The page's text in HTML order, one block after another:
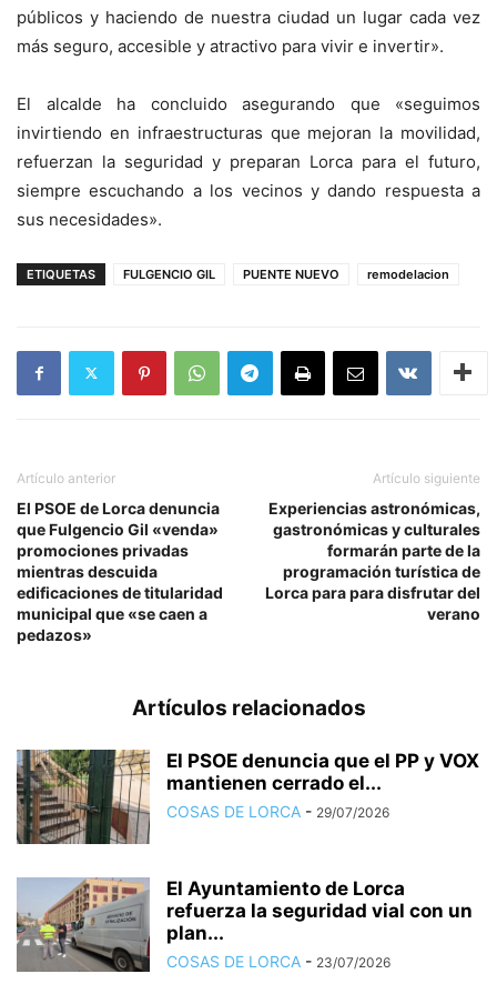
públicos y haciendo de nuestra ciudad un lugar cada vez
más seguro, accesible y atractivo para vivir e invertir».
El alcalde ha concluido asegurando que «seguimos
invirtiendo en infraestructuras que mejoran la movilidad,
refuerzan la seguridad y preparan Lorca para el futuro,
siempre escuchando a los vecinos y dando respuesta a
sus necesidades».
ETIQUETAS FULGENCIO GIL PUENTE NUEVO remodelacion
Artículo anterior
El PSOE de Lorca denuncia
que Fulgencio Gil «venda»
promociones privadas
mientras descuida
edificaciones de titularidad
municipal que «se caen a
pedazos»
Artículo siguiente
Experiencias astronómicas,
gastronómicas y culturales
formarán parte de la
programación turística de
Lorca para para disfrutar del
verano
Artículos relacionados
El PSOE denuncia que el PP y VOX
mantienen cerrado el...
COSAS DE LORCA - 29/07/2026
El Ayuntamiento de Lorca
refuerza la seguridad vial con un
plan...
COSAS DE LORCA - 23/07/2026